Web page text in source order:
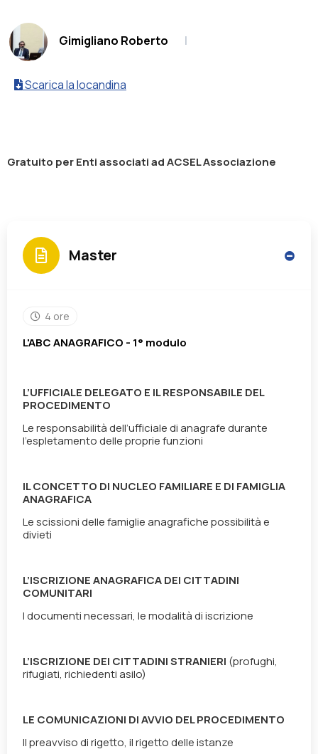
Gimigliano Roberto
|
Scarica la locandina
Gratuito per Enti associati ad ACSEL Associazione
Master
4 ore
L'ABC ANAGRAFICO - 1° modulo
L’UFFICIALE DELEGATO E IL RESPONSABILE DEL
PROCEDIMENTO
Le responsabilità dell’ufficiale di anagrafe durante
l’espletamento delle proprie funzioni
ILCONCETTO DI NUCLEO FAMILIARE E DI FAMIGLIA
ANAGRAFICA
Le scissioni delle famiglie anagrafiche possibilità e
divieti
L’ISCRIZIONE ANAGRAFICA DEI CITTADINI
COMUNITARI
I documenti necessari, le modalità di iscrizione
L’ISCRIZIONE DEI CITTADINI STRANIERI (profughi,
rifugiati, richiedenti asilo)
LE COMUNICAZIONI DI AVVIO DEL PROCEDIMENTO
Il preavviso di rigetto, il rigetto delle istanze